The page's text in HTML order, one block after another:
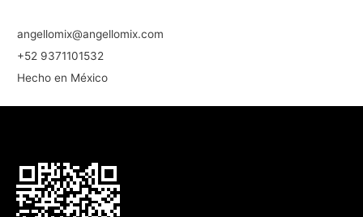
angellomix@angellomix.com
+52 9371101532
Hecho en México